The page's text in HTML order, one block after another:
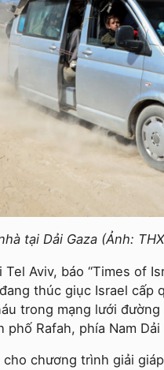
tại Dải Gaza (Ảnh:
Aviv, báo “Times of
thúc giục Israel cấp
trong mạng lưới
Rafah, phía Nam Dải
chương trình giải